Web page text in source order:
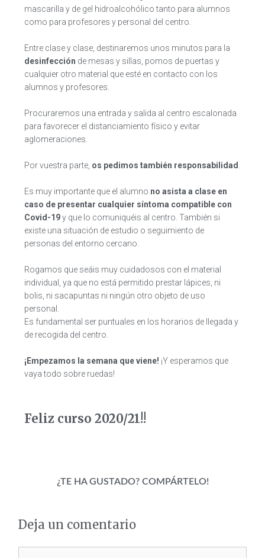
mascarilla y de gel hidroalcohólico tanto para alumnos
como para profesores y personal del centro.
Entre clase y clase, destinaremos unos minutos para la
desinfección de mesas y sillas, pomos de puertas y
cualquier otro material que esté en contacto con los
alumnos y profesores.
Procuraremos una entrada y salida al centro escalonada
para favorecer el distanciamiento físico y evitar
aglomeraciones.
Por vuestra parte, os pedimos también responsabilidad
Es muy importante que el alumno no asista a clase en
caso de presentar cualquier síntoma compatible con
Covid-19y que lo comuniquéis al centro. También si
existe una situación de estudio o seguimiento de
personas del entorno cercano.
Rogamos que seáis muy cuidadosos con el material
individual, ya que no está permitido prestar lápices, ni
bolis, ni sacapuntas ni ningún otro objeto de uso
personal.
Es fundamental ser puntuales en los horarios de llegada y
de recogida del centro.
¡Empezamos la semana que viene! ¡Y esperamos que
vaya todo sobre ruedas!
Feliz curso 2020/21!!
¿TE HA GUSTADO? COMPÁRTELO!
Deja un comentario